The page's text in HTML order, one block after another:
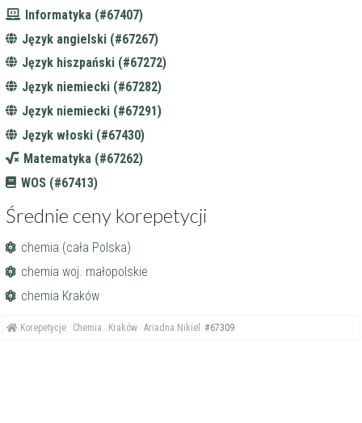
Informatyka (#67407)
Język angielski (#67267)
Język hiszpański (#67272)
Język niemiecki (#67282)
Język niemiecki (#67291)
Język włoski (#67430)
Matematyka (#67262)
WOS (#67413)
Średnie ceny korepetycji
chemia (cała Polska)
chemia woj. małopolskie
chemia Kraków
Korepetycje Chemia Kraków Ariadna Nikiel #67309